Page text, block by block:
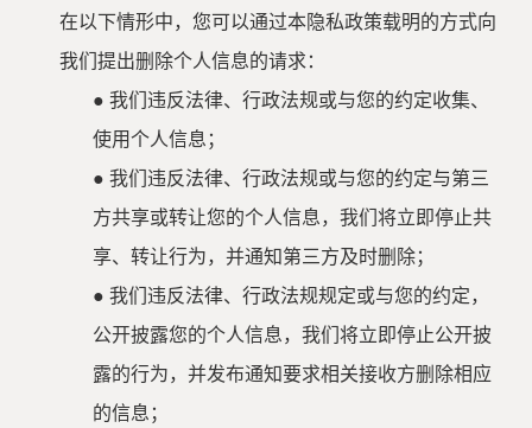
在以下情形中，您可以通过本隐私政策载明的方式向
我们提出删除个人信息的请求：
●我们违反法律、行政法规或与您的约定收集、
使用个人信息；
●我们违反法律、行政法规或与您的约定与第三
方共享或转让您的个人信息，我们将立即停止共
享、转让行为，并通知第三方及时删除；
●我们违反法律、行政法规规定或与您的约定，
公开披露您的个人信息，我们将立即停止公开披
露的行为，并发布通知要求相关接收方删除相应
的信息；